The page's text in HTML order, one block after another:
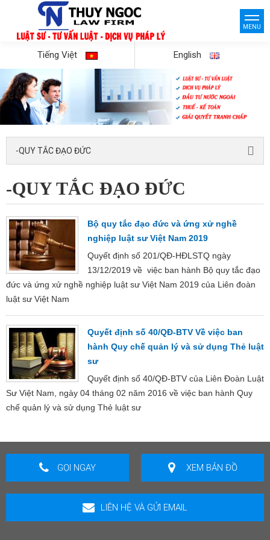
MENU
Tiếng Việt English
-QUY TẮC ĐẠO ĐỨC
-QUY TẮC ĐẠO ĐỨC
Bộ quy tắc đạo đức và ứng xử nghề
nghiệp luật sư Việt Nam 2019
Quyết định số 201/QĐ-HĐLSTQ ngày
13/12/2019 về việc ban hành Bộ quy tắc đạo
đức và ứng xử nghề nghiệp luật sư Việt Nam 2019 của Liên đoàn
luật sư Việt Nam
Quyết định số 40/QĐ-BTV Về việc ban
hành Quy chế quản lý và sử dụng Thẻ luật
sư
Quyết định số 40/QĐ-BTV của Liên Đoàn Luật
Sư Việt Nam, ngày 04 tháng 02 năm 2016 về việc ban hành Quy
chế quản lý và sử dụng Thẻ luật sư
GỌI NGAY XEM BẢN ĐỒ
LIÊN HỆ VÀ GỬI EMAIL